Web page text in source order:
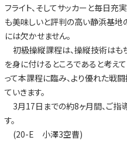
フライト、そしてサッカーと毎日充
も美味しいと評判の高い静浜基地
には欠かせません。
初級操縦課程は、操縦技術はも
を身に付けるところであると考え
って本課程に臨み、より優れた戦
ていきます。
3月17日までの約8ヶ月間、ご指
す。
(20-E 小澤3空曹)